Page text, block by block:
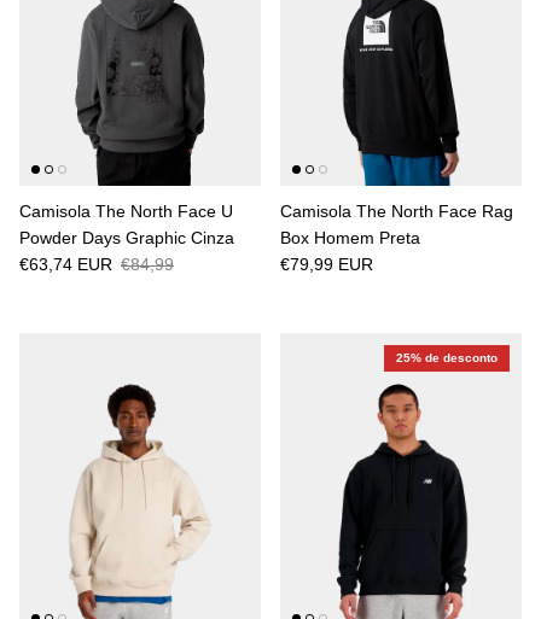
Camisola The North Face U
Powder Days Graphic Cinza
€63,74 EUR €84,99
Camisola The North Face Rag
Box Homem Preta
€79,99 EUR
25% de desconto